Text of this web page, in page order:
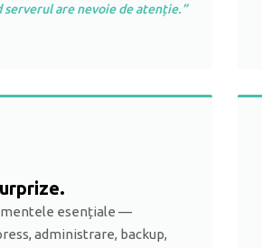
serverul are nevoie de atenție.”
esențiale —
administrare, backup,